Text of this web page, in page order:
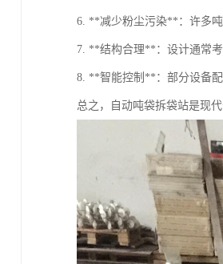
6. **减少粉尘污染**：许多
7. **结构合理**：设计通常
8. **智能控制**：部分设备
总之，自动吨袋拆袋站是现